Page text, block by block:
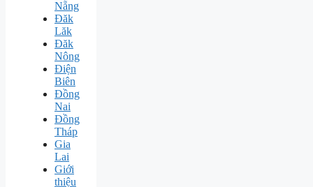
Nẵng
Đăk
Lăk
Đăk
Nông
Điện
Biên
Đồng
Nai
Đồng
Tháp
Gia
Lai
Giới
thiệu